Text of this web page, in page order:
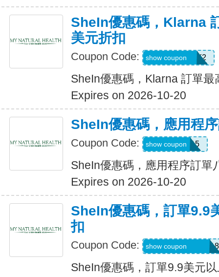
SheIn優惠碼，Klarna
美元折扣
Coupon Code: KLARNAJULY2
show coupon
SheIn優惠碼，Klarna 訂單
Expires on 2026-10-20
SheIn優惠碼，應用程
Coupon Code: APP15
show coupon
SheIn優惠碼，應用程序訂單
Expires on 2026-10-20
SheIn優惠碼，訂單9.9
扣
Coupon Code: A6USquimimo7718
show coupon
SheIn優惠碼，訂單9.9美元